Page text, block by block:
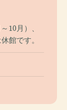
10月）、
館です。